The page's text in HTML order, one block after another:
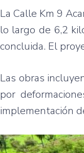
La Calle Km 9
lo largo de 6,2
concluida. El
Las obras
por
implementación